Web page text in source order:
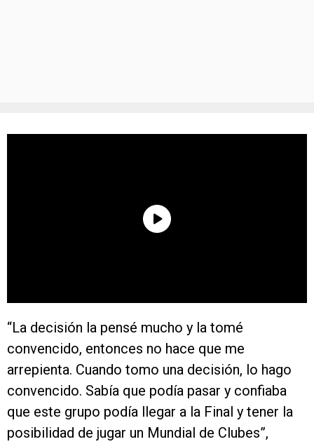
“La decisión la pensé mucho y la tomé
convencido, entonces no hace que me
arrepienta. Cuando tomo una decisión, lo hago
convencido. Sabía que podía pasar y confiaba
que este grupo podía llegar a la Final y tener la
posibilidad de jugar un Mundial de Clubes”,